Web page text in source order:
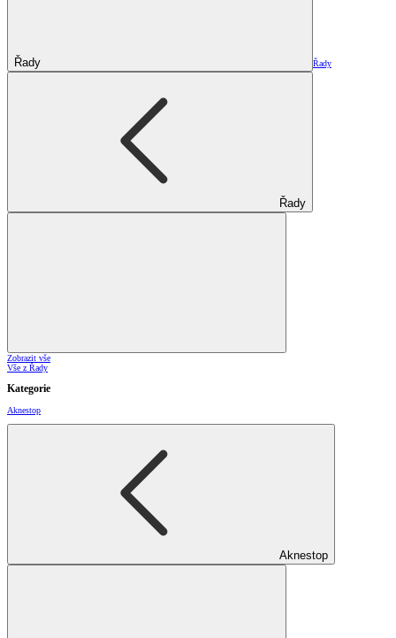
Řady Řady
Řady
Zobrazit vše
Vše z Řady
Kategorie
Aknestop
Aknestop